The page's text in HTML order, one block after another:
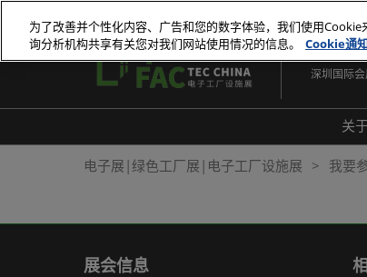
接
跳
容
2026年10
深圳国际会
关
电子展|绿色工厂展|电子工厂设施展 我要
展会信息
为了改善并个性化内容、广告和您的数字体验，我们使用
询分析机构共享有关您对我们网站使用情况的信息。
Cookie通